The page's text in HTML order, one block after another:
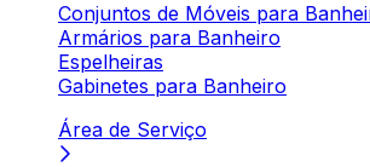
Conjuntos de Móveis para
Armários para Banheiro
Espelheiras
Gabinetes para Banheiro
Área de Serviço